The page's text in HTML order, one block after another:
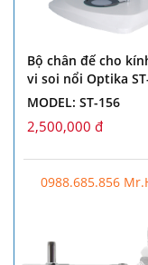
Bộ chân đế cho
vi soi nổi Optika
MODEL: ST-156
2,500,000 đ
0988.685.856